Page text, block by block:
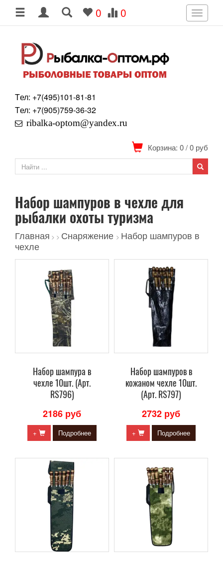
0 0
Toggle
Tел: +7(495)101-81-81
Tел: +7(905)759-36-32
ribalka-optom@yandex.ru
Корзина: 0/0 руб
Набор шампуров в чехле для
рыбалки охоты туризма
Главная > > Снаряжение > Набор шампуров в
чехле
Набор шампура в
чехле 10шт. (Арт.
RS796)
2186 руб
+ Подробнее
Набор шампуров в
кожаном чехле 10шт.
(Арт. RS797)
2732 руб
+ Подробнее